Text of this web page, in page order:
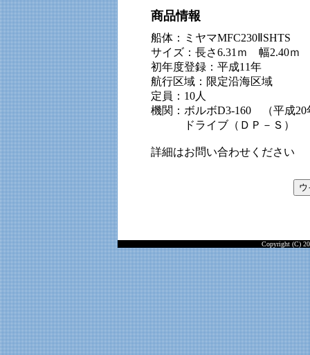
商品情報
船体：ミヤマMFC230ⅡSHTS
サイズ：長さ6.31ｍ 幅2.40ｍ
初年度登録：平成11年
航行区域：限定沿海区域
定員：10人
機関：ボルボD3-160 （平成20
ドライブ（ＤＰ－Ｓ）
詳細はお問い合わせください
Copyright (C)